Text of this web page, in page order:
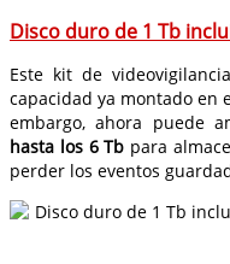
Disco duro de 1 Tb
Este kit de
capacidad ya montado en
embargo, ahora puede
hasta los 6 Tb para
perder los eventos